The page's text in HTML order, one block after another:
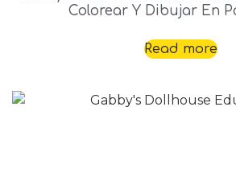
Colorear Y Dibujar En
Read more